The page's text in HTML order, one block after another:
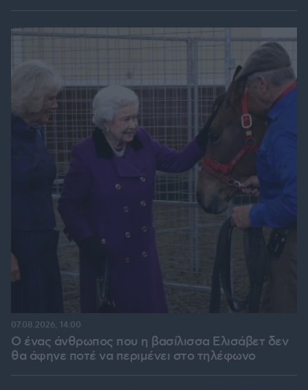
Ο ένας άνθρωπος που η βασίλισσα Ελισάβετ δεν
θα άφηνε ποτέ να περιμένει στο τηλέφωνο
07.08.2026, 14:00